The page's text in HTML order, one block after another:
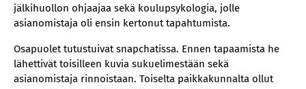
jälkihuollon ohjaajaa sekä koulupsykologia, jolle
asianomistaja oli ensin kertonut tapahtumista.
Osapuolet tutustuivat snapchatissa. Ennen tapaamista he
lähettivät toisilleen kuvia sukuelimestään sekä
asianomistaja rinnoistaan. Toiselta paikkakunnalta ollut